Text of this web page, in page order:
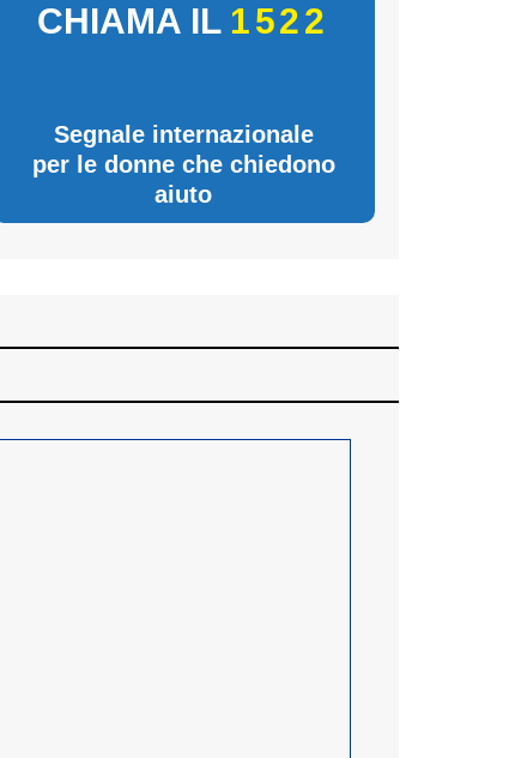
CHIAMA IL 1522
Segnale internazionale
per le donne che chiedono
aiuto